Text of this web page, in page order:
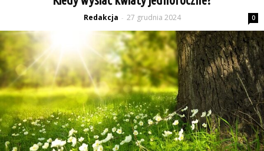
Redakcja - 27 grudnia 2024 0